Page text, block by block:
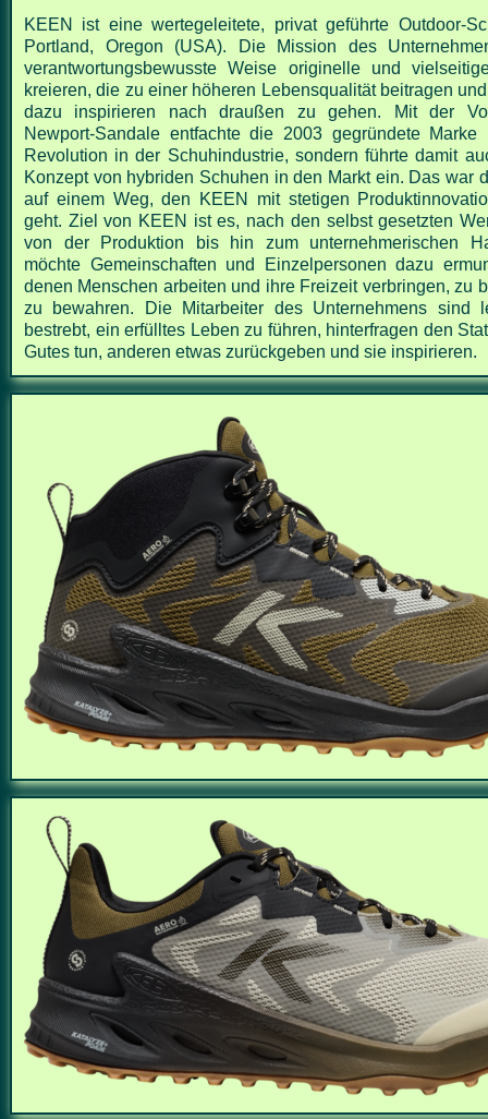
KEEN ist eine wertegeleitete, privat geführte Outdoor-
Portland, Oregon (USA). Die Mission des
verantwortungsbewusste Weise originelle und
kreieren, die zu einer höheren Lebensqualität beitragen
dazu inspirieren nach draußen zu gehen. Mit der
Newport-Sandale entfachte die 2003 gegründete
Revolution in der Schuhindustrie, sondern führte damit
Konzept von hybriden Schuhen in den Markt ein. Das war
auf einem Weg, den KEEN mit stetigen
geht. Ziel von KEEN ist es, nach den selbst gesetzten
von der Produktion bis hin zum unternehmerischen
möchte Gemeinschaften und Einzelpersonen dazu
denen Menschen arbeiten und ihre Freizeit verbringen, zu
zu bewahren. Die Mitarbeiter des Unternehmens sind
bestrebt, ein erfülltes Leben zu führen, hinterfragen den
Gutes tun, anderen etwas zurückgeben und sie inspirieren.